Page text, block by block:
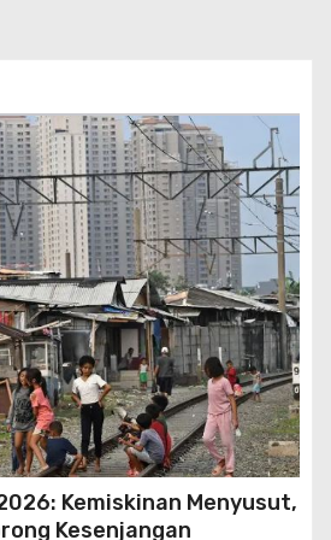
Kemiskinan Menyusut,
Kesenjangan